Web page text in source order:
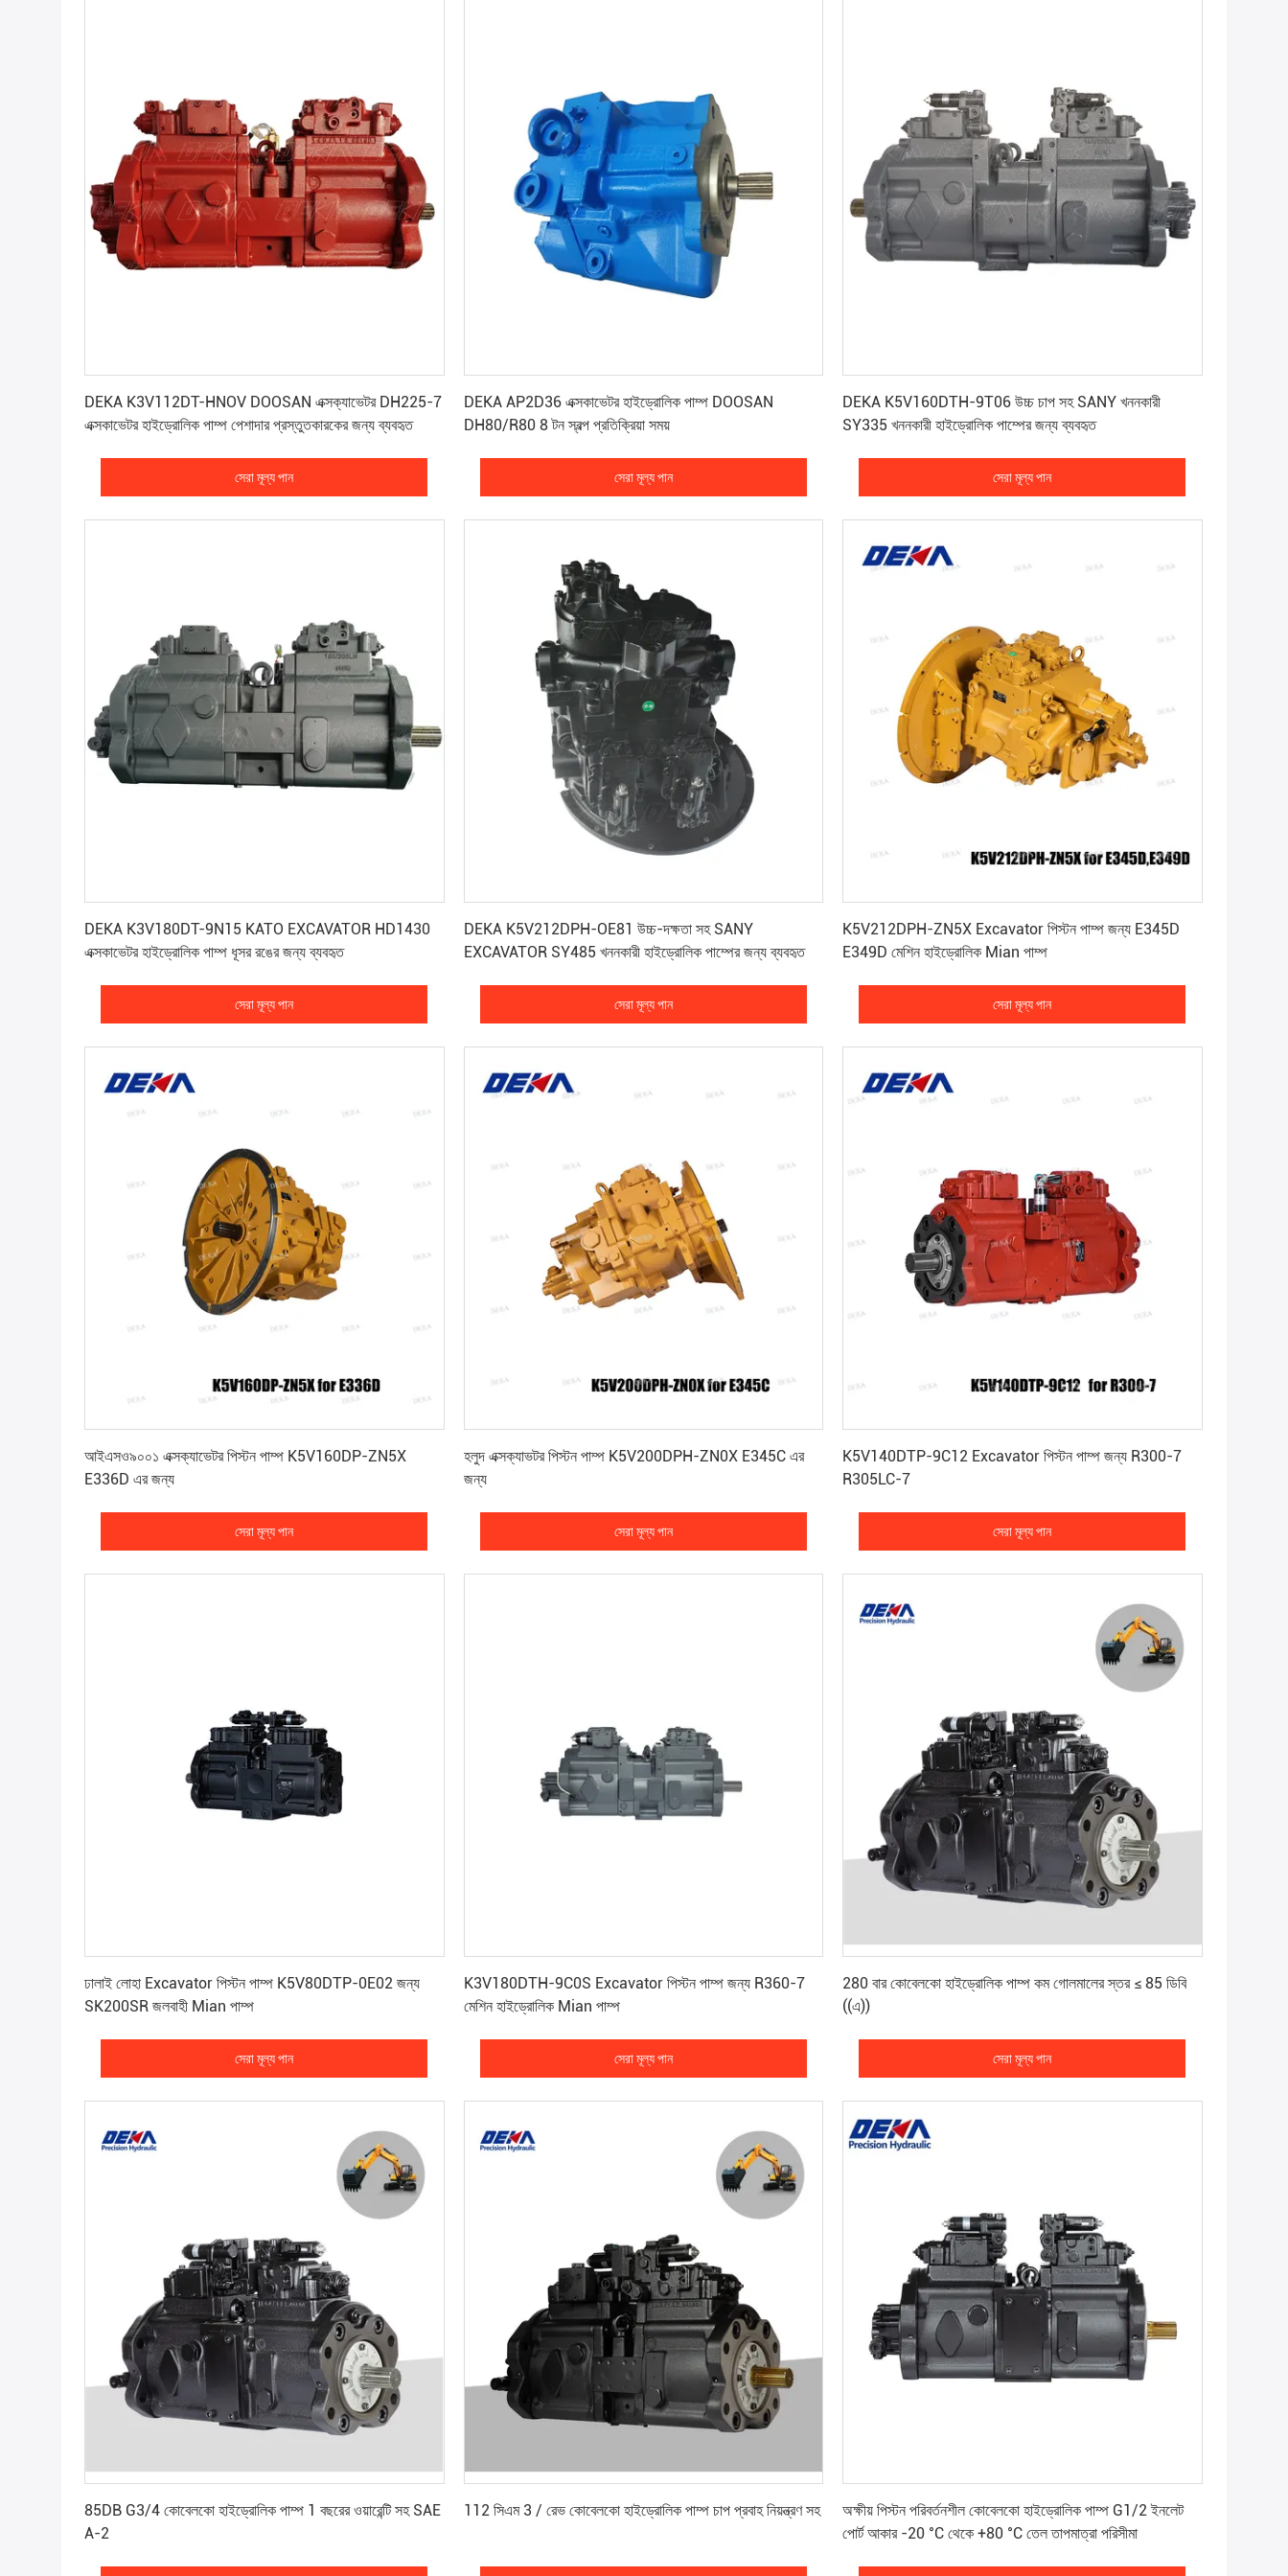
DEKA K3V112DT-HNOV DOOSAN এক্সক্যাভেটর DH225-7
এক্সকাভেটর হাইড্রোলিক পাম্প পেশাদার প্রস্তুতকারকের জন্য ব্যবহৃত
সেরা মূল্য পান
DEKA AP2D36 এক্সকাভেটর হাইড্রোলিক পাম্প DOOSAN
DH80/R80 8 টন স্বল্প প্রতিক্রিয়া সময়
সেরা মূল্য পান
DEKA K5V160DTH-9T06 উচ্চ চাপ সহ SANY খননকারী
SY335 খননকারী হাইড্রোলিক পাম্পের জন্য ব্যবহৃত
সেরা মূল্য পান
DEKA K3V180DT-9N15 KATO EXCAVATOR HD1430
এক্সকাভেটর হাইড্রোলিক পাম্প ধূসর রঙের জন্য ব্যবহৃত
সেরা মূল্য পান
DEKA K5V212DPH-OE81 উচ্চ-দক্ষতা সহ SANY
EXCAVATOR SY485 খননকারী হাইড্রোলিক পাম্পের জন্য ব্যবহৃত
সেরা মূল্য পান
K5V212DPH-ZN5X Excavator পিস্টন পাম্প জন্য E345D
E349D মেশিন হাইড্রোলিক Mian পাম্প
সেরা মূল্য পান
আইএসও৯০০১ এক্সক্যাভেটর পিস্টন পাম্প K5V160DP-ZN5X
E336D এর জন্য
সেরা মূল্য পান
হলুদ এক্সক্যাভটর পিস্টন পাম্প K5V200DPH-ZN0X E345C এর
জন্য
সেরা মূল্য পান
K5V140DTP-9C12 Excavator পিস্টন পাম্প জন্য R300-7
R305LC-7
সেরা মূল্য পান
ঢালাই লোহা Excavator পিস্টন পাম্প K5V80DTP-0E02 জন্য
SK200SR জলবাহী Mian পাম্প
সেরা মূল্য পান
K3V180DTH-9C0S Excavator পিস্টন পাম্প জন্য R360-7
মেশিন হাইড্রোলিক Mian পাম্প
সেরা মূল্য পান
280 বার কোবেলকো হাইড্রোলিক পাম্প কম গোলমালের স্তর ≤ 85 ডিবি
((এ))
সেরা মূল্য পান
85DB G3/4 কোবেলকো হাইড্রোলিক পাম্প 1 বছরের ওয়ারেন্টি সহ SAE
A-2
112 সিএম 3 / রেভ কোবেলকো হাইড্রোলিক পাম্প চাপ প্রবাহ নিয়ন্ত্রণ সহ
অক্ষীয় পিস্টন পরিবর্তনশীল কোবেলকো হাইড্রোলিক পাম্প G1/2 ইনলেট
পোর্ট আকার -20 °C থেকে +80 °C তেল তাপমাত্রা পরিসীমা